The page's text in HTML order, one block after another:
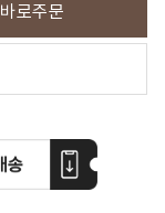
바로주문